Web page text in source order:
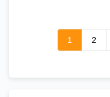
1 2